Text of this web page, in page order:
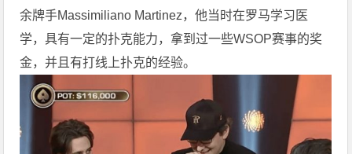
余牌手Massimiliano Martinez，他当时在罗马学习医
学，具有一定的扑克能力，拿到过一些WSOP赛事的奖
金，并且有打线上扑克的经验。